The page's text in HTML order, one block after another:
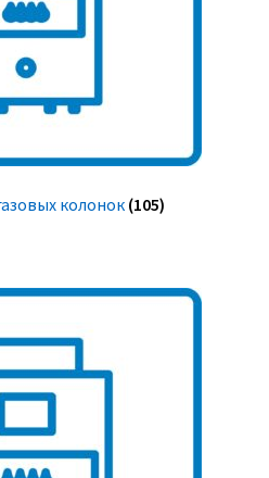
колонок (105)